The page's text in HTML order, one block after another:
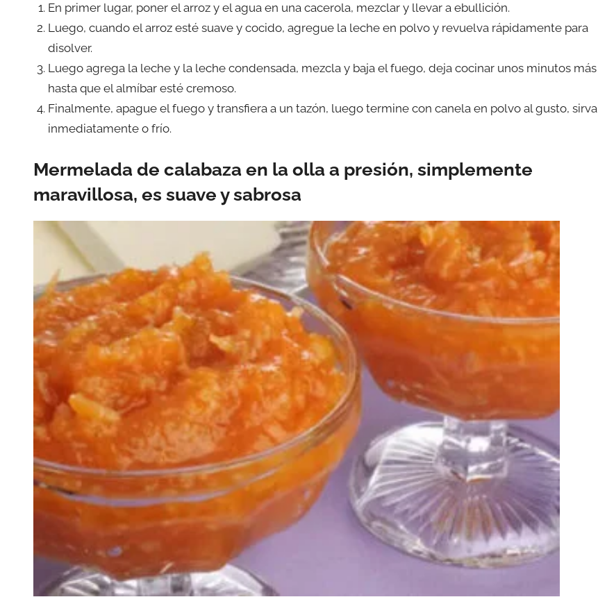
En primer lugar, poner el arroz y el agua en una cacerola, mezclar y llevar a ebullición.
Luego, cuando el arroz esté suave y cocido, agregue la leche en polvo y revuelva rápidamente para
disolver.
Luego agrega la leche y la leche condensada, mezcla y baja el fuego, deja cocinar unos minutos más
hasta que el almíbar esté cremoso.
Finalmente, apague el fuego y transfiera a un tazón, luego termine con canela en polvo al gusto, sirva
inmediatamente o frío.
Mermelada de calabaza en la olla a presión, simplemente
maravillosa, es suave y sabrosa